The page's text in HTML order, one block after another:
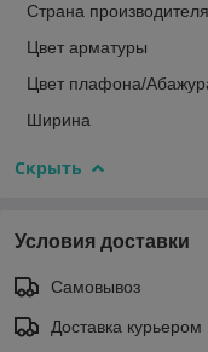
Страна производителя
Цвет арматуры
Цвет плафона/
Ширина
Скрыть
Условия доставки
Самовывоз
Доставка курьером